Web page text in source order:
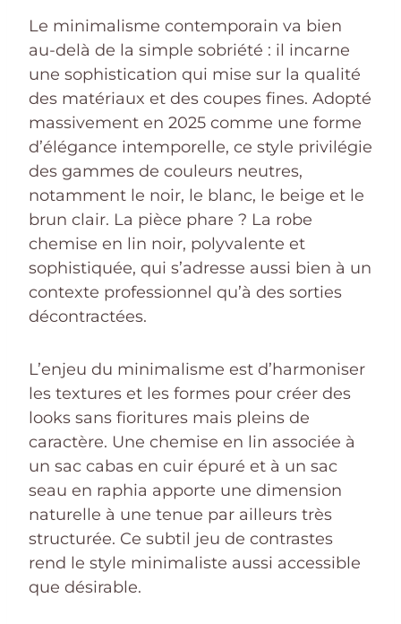
Le minimalisme contemporain va bien
au-delà de la simple sobriété : il incarne
une sophistication qui mise sur la qualité
des matériaux et des coupes fines. Adopté
massivement en 2025 comme une forme
d’élégance intemporelle, ce style privilégie
des gammes de couleurs neutres,
notamment le noir, le blanc, le beige et le
brun clair. La pièce phare ? La robe
chemise en lin noir, polyvalente et
sophistiquée, qui s’adresse aussi bien à un
contexte professionnel qu’à des sorties
décontractées.
L’enjeu du minimalisme est d’harmoniser
les textures et les formes pour créer des
looks sans fioritures mais pleins de
caractère. Une chemise en lin associée à
un sac cabas en cuir épuré et à un sac
seau en raphia apporte une dimension
naturelle à une tenue par ailleurs très
structurée. Ce subtil jeu de contrastes
rend le style minimaliste aussi accessible
que désirable.